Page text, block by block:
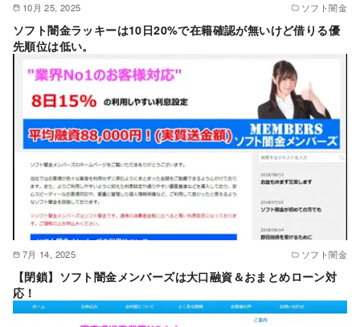
10月 25, 2025 ソフト闇金
ソフト闇金ラッキーは10日20%で在籍確認が無いけど借りる優
先順位は低い。
7月 14, 2025 ソフト闇金
【閉鎖】ソフト闇金メンバーズは大口融資＆おまとめローン対
応！